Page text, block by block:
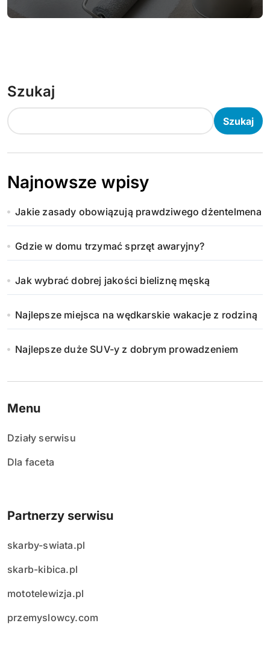
Szukaj
Szukaj
Najnowsze wpisy
Jakie zasady obowiązują prawdziwego dżentelmena
Gdzie w domu trzymać sprzęt awaryjny?
Jak wybrać dobrej jakości bieliznę męską
Najlepsze miejsca na wędkarskie wakacje z rodziną
Najlepsze duże SUV-y z dobrym prowadzeniem
Menu
Działy serwisu
Dla faceta
Partnerzy serwisu
skarby-swiata.pl
skarb-kibica.pl
mototelewizja.pl
przemyslowcy.com